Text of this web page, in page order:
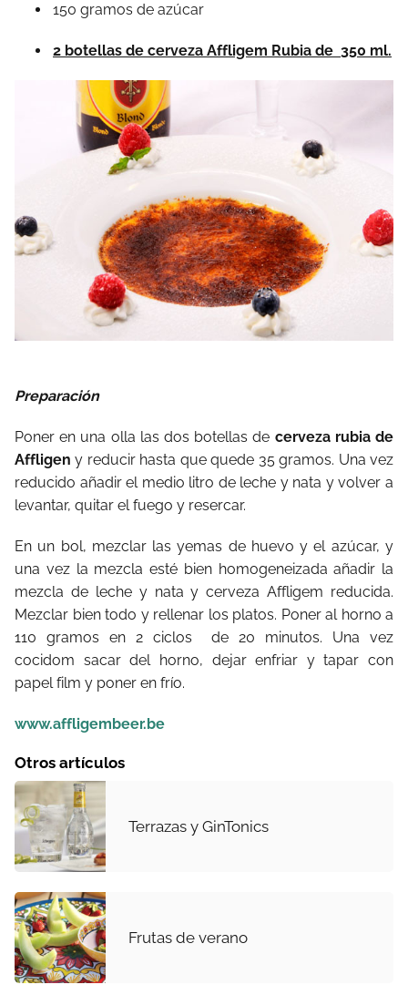
150 gramos de azúcar
2 botellas de cerveza Affligem Rubia de 350 ml.
Preparación
Poner en una olla las dos botellas de cerveza rubia de
Affligen y reducir hasta que quede 35 gramos. Una vez
reducido añadir el medio litro de leche y nata y volver a
levantar, quitar el fuego y resercar.
En un bol, mezclar las yemas de huevo y el azúcar, y
una vez la mezcla esté bien homogeneizada añadir la
mezcla de leche y nata y cerveza Affligem reducida.
Mezclar bien todo y rellenar los platos. Poner al horno a
110 gramos en 2 ciclos
de 20 minutos. Una vez
cocidom sacar del horno, dejar enfriar y tapar con
papel film y poner en frío.
www.affligembeer.be
Otros artículos
Terrazas y GinTonics
Frutas de verano